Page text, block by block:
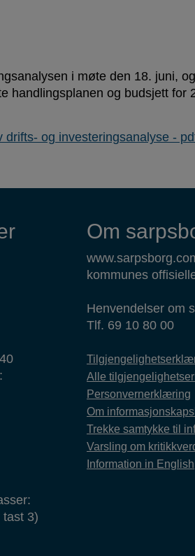
i møte den 18. juni,
handlingsplanen og budsjett for
og investeringsanalyse -
tast 3)
Om
kommunes
Henvendelser om
Tlf. 69 10 80 00
Alle
Personvernerklæring
Om
Trekke samtykke til
Varsling om
Information in English